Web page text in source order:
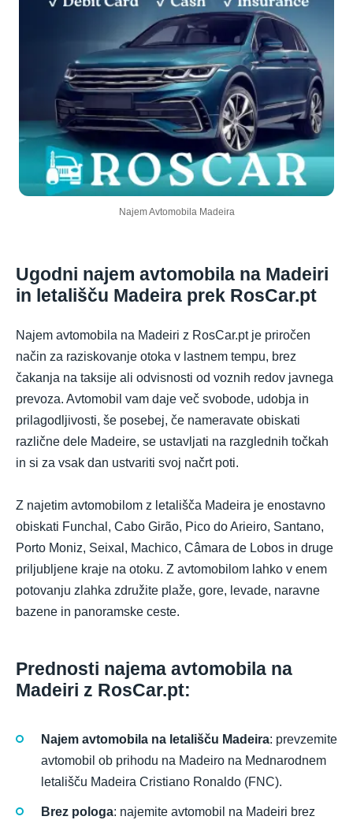
Najem Avtomobila Madeira
Ugodni najem avtomobila na Madeiri
in letališču Madeira prek RosCar.pt
Najem avtomobila na Madeiri z RosCar.pt je priročen
način za raziskovanje otoka v lastnem tempu, brez
čakanja na taksije ali odvisnosti od voznih redov javnega
prevoza. Avtomobil vam daje več svobode, udobja in
prilagodljivosti, še posebej, če nameravate obiskati
različne dele Madeire, se ustavljati na razglednih točkah
in si za vsak dan ustvariti svoj načrt poti.
Z najetim avtomobilom z letališča Madeira je enostavno
obiskati Funchal, Cabo Girão, Pico do Arieiro, Santano,
Porto Moniz, Seixal, Machico, Câmara de Lobos in druge
priljubljene kraje na otoku. Z avtomobilom lahko v enem
potovanju zlahka združite plaže, gore, levade, naravne
bazene in panoramske ceste.
Prednosti najema avtomobila na
Madeiri z RosCar.pt:
Najem avtomobila na letališču Madeira: prevzemite
avtomobil ob prihodu na Madeiro na Mednarodnem
letališču Madeira Cristiano Ronaldo (FNC).
Brez pologa: najemite avtomobil na Madeiri brez